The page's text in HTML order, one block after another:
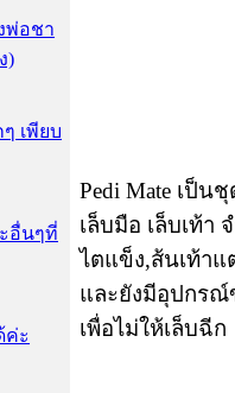
พ่อชา
)
เพียบ
อื่นๆที่
ค่ะ
Pedi Mate เป็น
เล็บมือ เล็บเท้า
ไตแข็ง,ส้นเท้าแ
และยังมีอุปกรณ์
เพื่อไม่ให้เล็บฉีก